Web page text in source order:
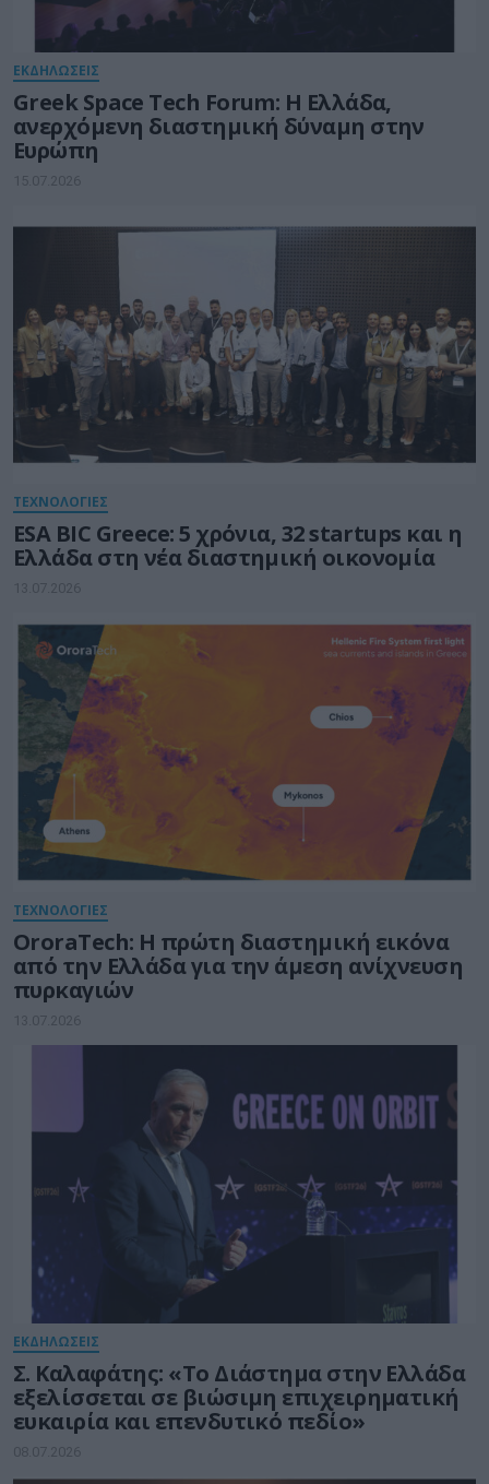
ΕΚΔΗΛΩΣΕΙΣ
Greek Space Tech Forum: Η Ελλάδα,
ανερχόμενη διαστημική δύναμη στην
Ευρώπη
15.07.2026
ΤΕΧΝΟΛΟΓΙΕΣ
ESA BIC Greece: 5 χρόνια, 32 startups και η
Ελλάδα στη νέα διαστημική οικονομία
13.07.2026
ΤΕΧΝΟΛΟΓΙΕΣ
OroraTech: Η πρώτη διαστημική εικόνα
από την Ελλάδα για την άμεση ανίχνευση
πυρκαγιών
13.07.2026
ΕΚΔΗΛΩΣΕΙΣ
Σ. Καλαφάτης: «Το Διάστημα στην Ελλάδα
εξελίσσεται σε βιώσιμη επιχειρηματική
ευκαιρία και επενδυτικό πεδίο»
08.07.2026